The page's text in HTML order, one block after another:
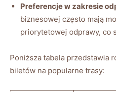
Preferencje w⁤ zakresie
biznesowej często mają
priorytetowej odprawy, co
Poniższa tabela przedstawia
biletów​ na popularne trasy: